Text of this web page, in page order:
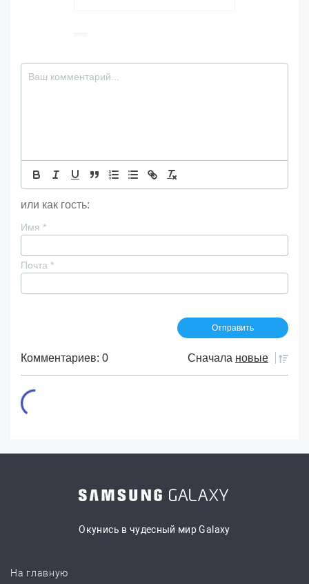
или как гость:
Имя *
Почта *
Комментариев: 0 Сначала новые
Окунись в чудесный мир Galaxy
На главную